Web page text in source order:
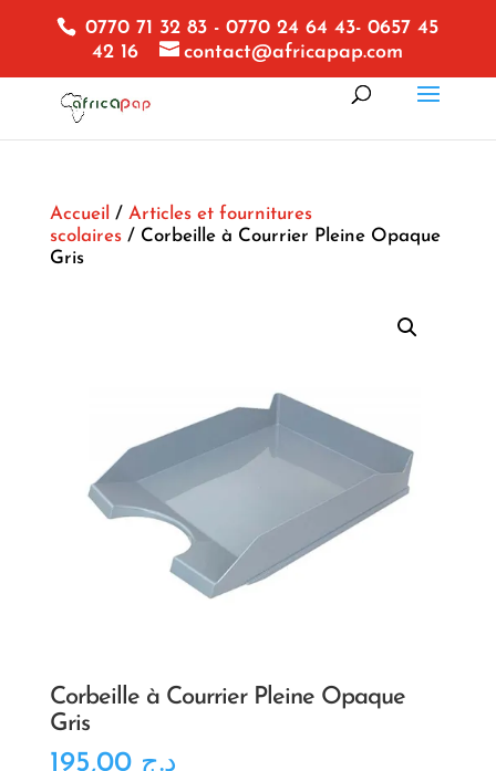
0770 71 32 83 - 0770 24 64 43- 0657 45
42 16
contact@africapap.com
Accueil / Articles et fournitures
scolaires/ Corbeille à Courrier Pleine Opaque
Gris
Corbeille à Courrier Pleine Opaque
Gris
د.ج 195,00